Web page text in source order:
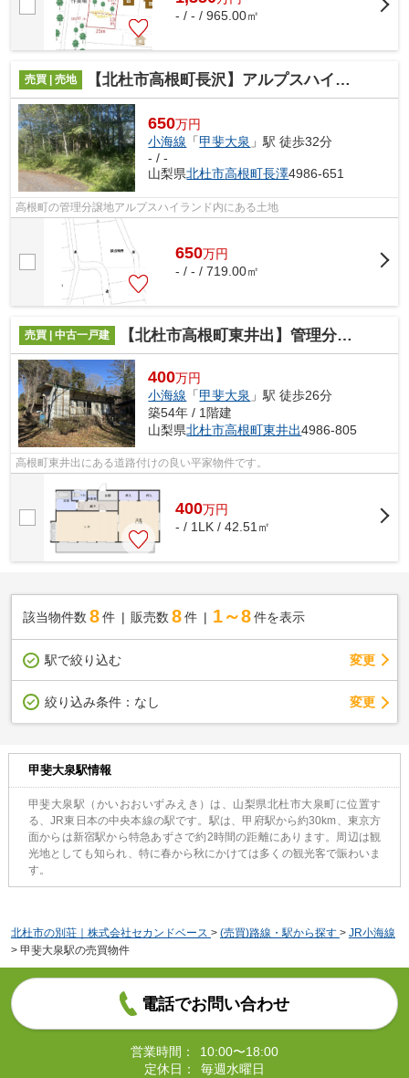
- / - / 965.00㎡
売買 | 売地 【北杜市高根町長沢】アルプスハイランド内にある林の土地
650万円
小海線 「甲斐大泉 」駅 徒歩32分
- / -
山梨県北杜市高根町長澤4986-651
高根町の管理分譲地アルプスハイランド内にある土地
650万円
- / - / 719.00㎡
売買 | 中古一戸建 【北杜市高根町東井出】管理分譲地内にあるコンパクトな平家
400万円
小海線 「甲斐大泉 」駅 徒歩26分
築54年 / 1階建
山梨県北杜市高根町東井出4986-805
高根町東井出にある道路付けの良い平家物件です。
400万円
- / 1LK / 42.51㎡
該当物件数 8件 販売数 8 件 1～8 件を表示
駅で絞り込む 変更
絞り込み条件： なし 変更
甲斐大泉駅情報
甲斐大泉駅（かいおおいずみえき）は、山梨県北杜市大泉町に位置す
る、JR東日本の中央本線の駅です。​駅は、甲府駅から約30km、東京方
面からは新宿駅から特急あずさで約2時間の距離にあります。​周辺は観
光地としても知られ、特に春から秋にかけては多くの観光客で賑わいま
す。
北杜市の別荘｜株式会社セカンドベース > (売買)路線・駅から探す > JR小海線
> 甲斐大泉駅の売買物件
電話でお問い合わせ
営業時間：
10:00〜18:00
定休日：
毎週水曜日